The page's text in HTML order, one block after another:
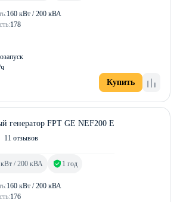
160 кВт / 200 кВА
178
Купить
генератор FPT GE NEF200 E
11 отзывов
160 кВт / 200 кВА
176
кВт / 200 кВА 1 год